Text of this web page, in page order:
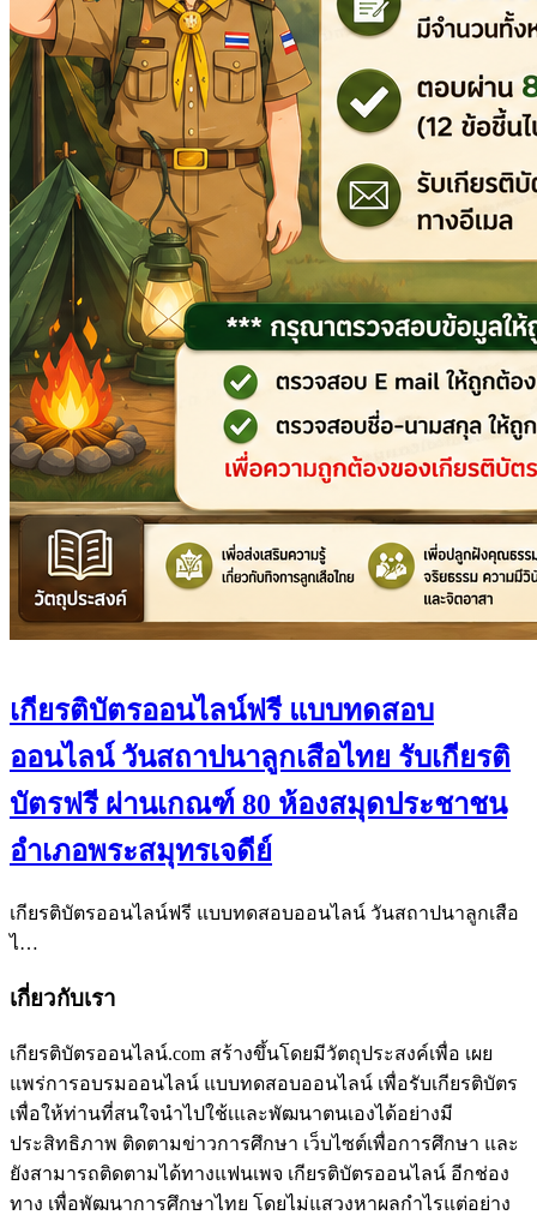
เกียรติบัตรออนไลน์ฟรี แบบทดสอบ
ออนไลน์ วันสถาปนาลูกเสือไทย รับเกียรติ
บัตรฟรี ผ่านเกณฑ์ 80 ห้องสมุดประชาชน
อำเภอพระสมุทรเจดีย์
เกียรติบัตรออนไลน์ฟรี แบบทดสอบออนไลน์ วันสถาปนาลูกเสือ
ไ…
เกี่ยวกับเรา
เกียรติบัตรออนไลน์.com สร้างขึ้นโดยมีวัตถุประสงค์เพื่อ เผย
แพร่การอบรมออนไลน์ แบบทดสอบออนไลน์ เพื่อรับเกียรติบัตร
เพื่อให้ท่านที่สนใจนำไปใช้เและพัฒนาตนเองได้อย่างมี
ประสิทธิภาพ ติดตามข่าวการศึกษา เว็บไซต์เพื่อการศึกษา และ
ยังสามารถติดตามได้ทางแฟนเพจ เกียรติบัตรออนไลน์ อีกช่อง
ทาง เพื่อพัฒนาการศึกษาไทย โดยไม่แสวงหาผลกำไรแต่อย่าง